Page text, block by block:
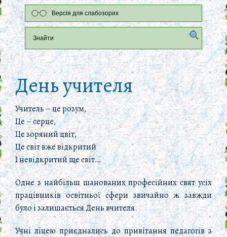
Версія для слабозорих
День учителя
Учитель – це розум,
Це – серце,
Це зоряний цвіт,
Це світ вже відкритий
І невідкритий ще світ…
Одне з найбільш шанованих професійних свят усіх
працівників освітньої сфери звичайно ж завжди
було і залишається День вчителя.
Учні ліцею приєднались до привітання педагогів з